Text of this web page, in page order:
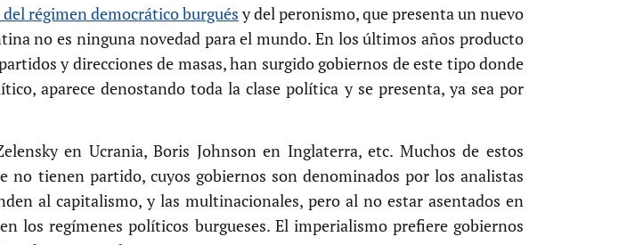
régimen democrático burguésy del peronismo, que presenta un nuevo
no es ninguna novedad para el mundo. En los últimos años producto
y direcciones de masas, han surgido gobiernos de este tipo donde
aparece denostando toda la clase política y se presenta, ya sea por
en Ucrania, Boris Johnson en Inglaterra, etc. Muchos de estos
no tienen partido, cuyos gobiernos son denominados por los analistas
al capitalismo, y las multinacionales, pero al no estar asentados en
los regímenes políticos burgueses. El imperialismo prefiere gobiernos